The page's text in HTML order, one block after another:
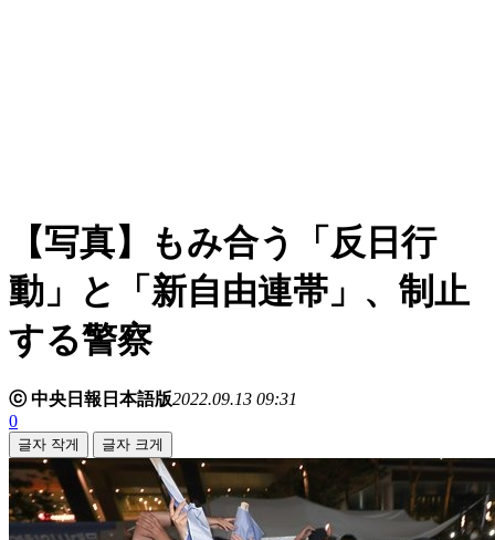
【写真】もみ合う「反日行
動」と「新自由連帯」、制止
する警察
ⓒ 中央日報日本語版2022.09.13 09:31
0
글자 작게 글자 크게